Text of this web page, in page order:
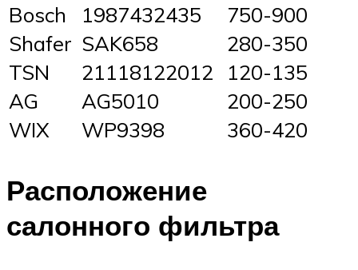
Bosch
1987432435
750-900
Shafer SAK658
280-350
TSN
21118122012
120-135
AG
AG5010
200-250
WIX
WP9398 360-420
Расположение
салонного фильтра